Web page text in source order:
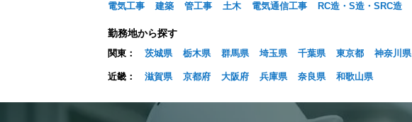
電気工事 建築 管工事 土木 電気通信工事 RC造・S造・SRC造
勤務地から探す
関東： 茨城県 栃木県 群馬県 埼玉県 千葉県 東京都 神奈川県
近畿： 滋賀県 京都府 大阪府 兵庫県 奈良県 和歌山県